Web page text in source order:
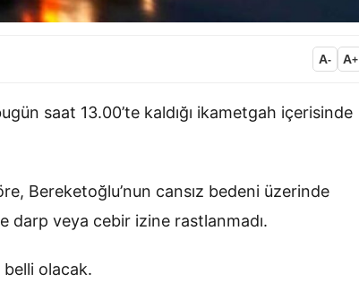
A- A+
saat 13.00’te kaldığı ikametgah içerisinde
Bereketoğlu’nun cansız bedeni üzerinde
darp veya cebir izine rastlanmadı.
belli olacak.